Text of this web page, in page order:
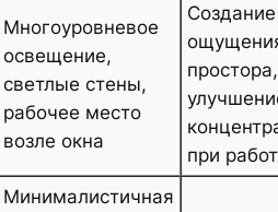
Многоуровневое
освещение,
светлые стены,
рабочее место
возле окна
Создание
простора,
при
Минималистичная